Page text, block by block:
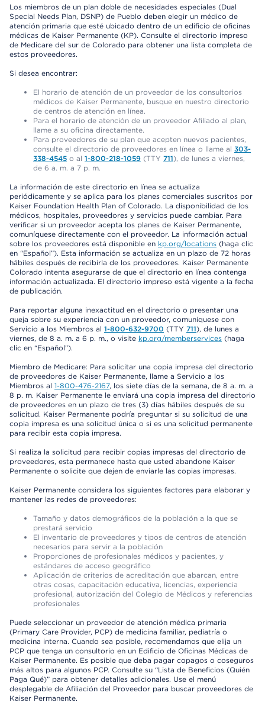
Los miembros de un plan doble de necesidades especiales (Dual
Special Needs Plan, DSNP) de Pueblo deben elegir un médico de
atención primaria que esté ubicado dentro de un edificio de oficinas
médicas de Kaiser Permanente (KP). Consulte el directorio impreso
de Medicare del sur de Colorado para obtener una lista completa de
estos proveedores.
Si desea encontrar:
El horario de atención de un proveedor de los consultorios
médicos de Kaiser Permanente, busque en nuestro directorio
de centros de atención en línea.
Para el horario de atención de un proveedor Afiliado al plan,
llame a su oficina directamente.
Para proveedores de su plan que acepten nuevos pacientes,
consulte el directorio de proveedores en línea o llame al 303-
338-4545 o al 1-800-218-1059 (TTY 711), de lunes a viernes,
de 6 a. m. a 7 p. m.
La información de este directorio en línea se actualiza
periódicamente y se aplica para los planes comerciales suscritos por
Kaiser Foundation Health Plan of Colorado. La disponibilidad de los
médicos, hospitales, proveedores y servicios puede cambiar. Para
verificar si un proveedor acepta los planes de Kaiser Permanente,
comuníquese directamente con el proveedor. La información actual
sobre los proveedores está disponible en kp.org/locations (haga clic
en “Español”). Esta información se actualiza en un plazo de 72 horas
hábiles después de recibirla de los proveedores. Kaiser Permanente
Colorado intenta asegurarse de que el directorio en línea contenga
información actualizada. El directorio impreso está vigente a la fecha
de publicación.
Para reportar alguna inexactitud en el directorio o presentar una
queja sobre su experiencia con un proveedor, comuníquese con
Servicio a los Miembros al 1-800-632-9700 (TTY 711), de lunes a
viernes, de 8 a. m. a 6 p. m., o visite kp.org/memberservices (haga
clic en “Español”).
Miembro de Medicare: Para solicitar una copia impresa del directorio
de proveedores de Kaiser Permanente, llame a Servicio a los
Miembros al 1-800-476-2167, los siete días de la semana, de 8 a. m. a
8 p. m. Kaiser Permanente le enviará una copia impresa del directorio
de proveedores en un plazo de tres (3) días hábiles después de su
solicitud. Kaiser Permanente podría preguntar si su solicitud de una
copia impresa es una solicitud única o si es una solicitud permanente
para recibir esta copia impresa.
Si realiza la solicitud para recibir copias impresas del directorio de
proveedores, esta permanece hasta que usted abandone Kaiser
Permanente o solicite que dejen de enviarle las copias impresas.
Kaiser Permanente considera los siguientes factores para elaborar y
mantener las redes de proveedores:
Tamaño y datos demográficos de la población a la que se
prestará servicio
El inventario de proveedores y tipos de centros de atención
necesarios para servir a la población
Proporciones de profesionales médicos y pacientes, y
estándares de acceso geográfico
Aplicación de criterios de acreditación que abarcan, entre
otras cosas, capacitación educativa, licencias, experiencia
profesional, autorización del Colegio de Médicos y referencias
profesionales
Puede seleccionar un proveedor de atención médica primaria
(Primary Care Provider, PCP) de medicina familiar, pediatría o
medicina interna. Cuando sea posible, recomendamos que elija un
PCP que tenga un consultorio en un Edificio de Oficinas Médicas de
Kaiser Permanente. Es posible que deba pagar copagos o coseguros
más altos para algunos PCP. Consulte su “Lista de Beneficios (Quién
Paga Qué)” para obtener detalles adicionales. Use el menú
desplegable de Afiliación del Proveedor para buscar proveedores de
Kaiser Permanente.